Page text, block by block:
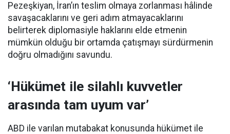
Pezeşkiyan, İran’ın teslim olmaya zorlanması hâlinde
savaşacaklarını ve geri adım atmayacaklarını
belirterek diplomasiyle haklarını elde etmenin
mümkün olduğu bir ortamda çatışmayı sürdürmenin
doğru olmadığını savundu.
‘Hükümet ile silahlı kuvvetler
arasında tam uyum var’
ABD ile varılan mutabakat konusunda hükümet ile